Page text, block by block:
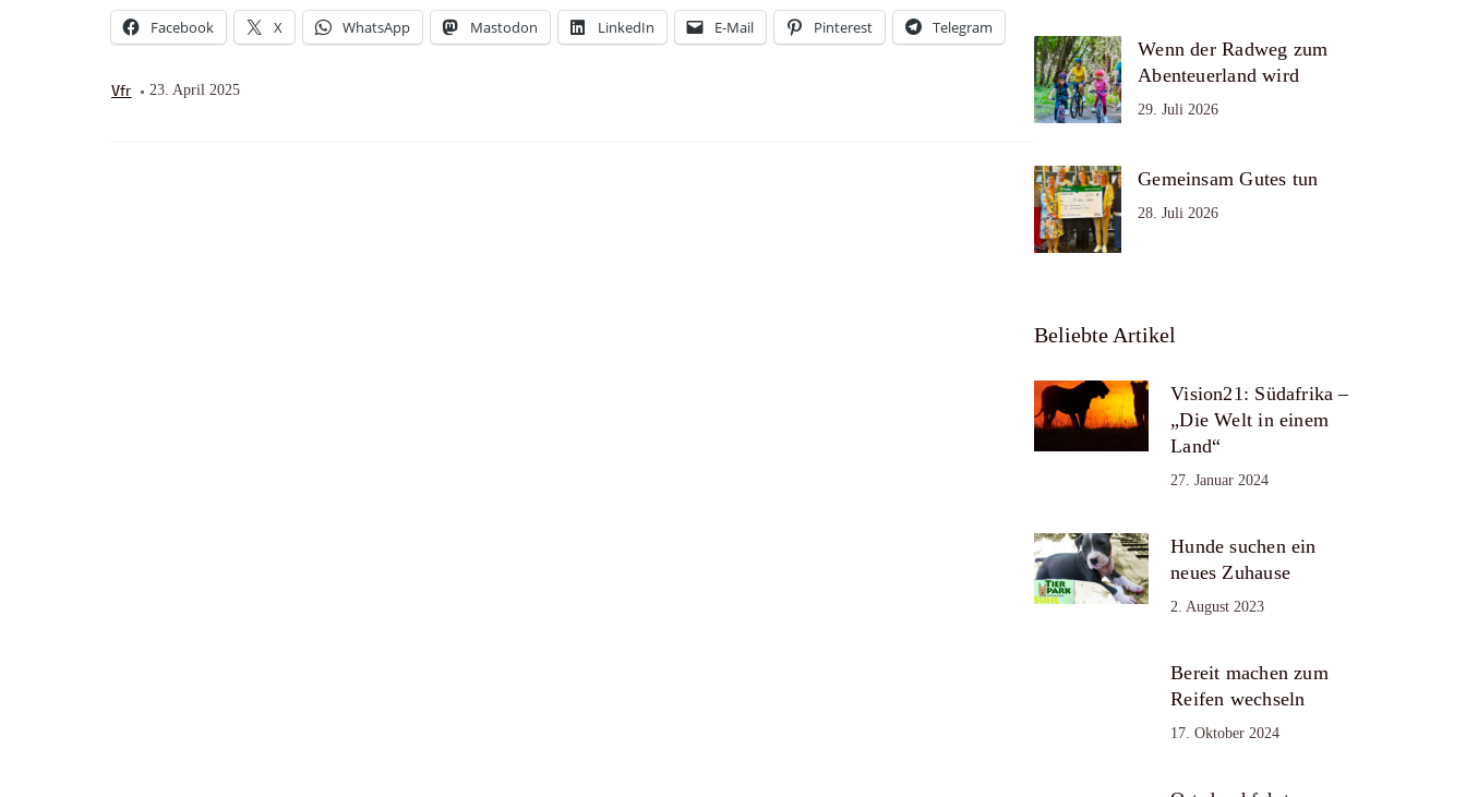
Facebook X WhatsApp Mastodon LinkedIn E-Mail Pinterest Telegram
Vfr 23. April 2025
Wenn der Radweg zum
Abenteuerland wird
29. Juli 2026
Gemeinsam Gutes tun
28. Juli 2026
Beliebte Artikel
Vision21: Südafrika –
„Die Welt in einem
Land“
27. Januar 2024
Hunde suchen ein
neues Zuhause
2. August 2023
Bereit machen zum
Reifen wechseln
17. Oktober 2024